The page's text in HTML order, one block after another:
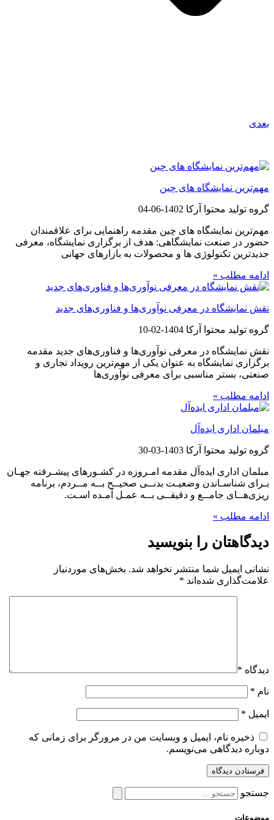
بعدی
مهم‌ترین نمایشگاه های چین
گروه تولید محتوا آرکا 1402-06-04
مهم‌ترین نمایشگاه های چین مقدمه راهنمایی برای علاقمندان
حضور در صنعت نمایشگاهی: هدف از برگزاری نمایشگاه، معرفی
جدیدترین تکنولوژی ها و محصولات به بازارهای جهانی
ادامه مطلب »
نقش نمایشگاه در معرفی نوآوری‌ها و فناوری‌های جدید
گروه تولید محتوا آرکا 1404-02-10
نقش نمایشگاه در معرفی نوآوری‌ها و فناوری‌های جدید مقدمه
برگزاری نمایشگاه به عنوان یکی از مهم‌ترین رویداد تجاری و
صنعتی، بستر مناسبی برای معرفی نوآوری‌ها
ادامه مطلب »
مبلمان اداری ایده‌آل
گروه تولید محتوا آرکا 1403-03-30
مبلمان اداری ایده‌آل مقدمه امـروزه در کشـورهای پیشـرفته جهـان
بـرای شناسـاندن وضعیـت بدنــی صحیــح بــه مــردم، برنامه
ریزی‌هــای جامــع و دقیقــی بــه عمـل آمـده اسـت.
ادامه مطلب »
دیدگاهتان را بنویسید
نشانی ایمیل شما منتشر نخواهد شد. بخش‌های موردنیاز
علامت‌گذاری شده‌اند *
دیدگاه *
نام *
ایمیل *
ذخیره نام، ایمیل و وبسایت من در مرورگر برای زمانی که
دوباره دیدگاهی می‌نویسم.
جستجو
موضوعات